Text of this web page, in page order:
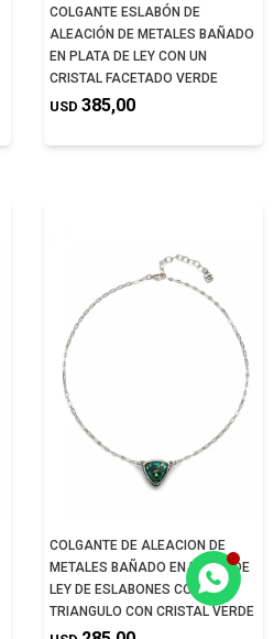
COLGANTE ESLABÓN DE
ALEACIÓN DE METALES BAÑADO
EN PLATA DE LEY CON UN
CRISTAL FACETADO VERDE
USD 385,00
COLGANTE DE ALEACION DE
METALES BAÑADO EN PLATA DE
LEY DE ESLABONES CON
TRIANGULO CON CRISTAL VERDE